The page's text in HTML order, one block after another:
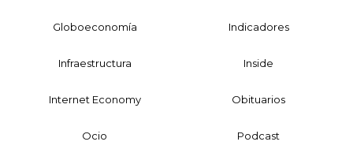
Globoeconomía Indicadores
Infraestructura Inside
Internet Economy Obituarios
Ocio Podcast